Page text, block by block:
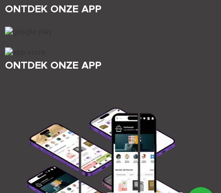
ONTDEK ONZE APP
ONTDEK ONZE APP